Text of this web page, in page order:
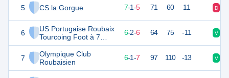
5
CS la Gorgue
6
US Portugaise Roubaix
Tourcoing Foot à 7
VETERAN
7
Olympique Club
Roubaisien
7-1-5 71 60 11 D
19 15 6-2-6 64 75 -11 V
18 6-1-7 97 110 -13 V